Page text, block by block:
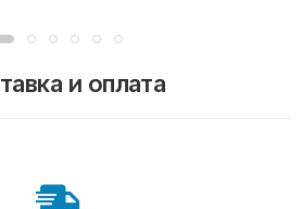
и оплата